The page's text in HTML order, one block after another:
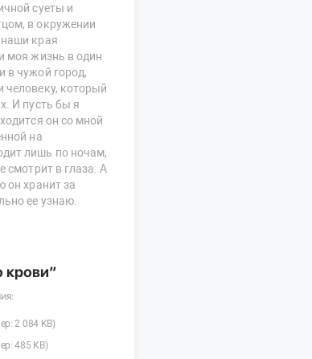
суеты и
в окружении
края
моя жизнь в один
в чужой город,
человеку, который
И пусть бы я
он со мной
на
лишь по ночам,
смотрит в глаза. А
он хранит за
ее узнаю.
крови”
2 084 KB)
485 KB)